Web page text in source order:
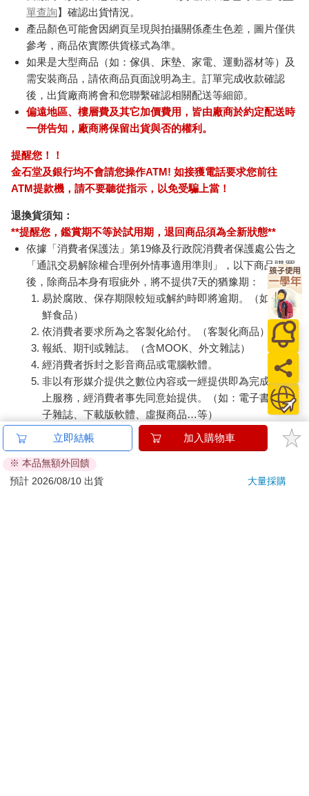
單查詢】確認出貨情況。
產品顏色可能會因網頁呈現與拍攝關係產生色差，圖片僅供
參考，商品依實際供貨樣式為準。
如果是大型商品（如：傢俱、床墊、家電、運動器材等）及
需安裝商品，請依商品頁面說明為主。訂單完成收款確認
後，出貨廠商將會和您聯繫確認相關配送等細節。
偏遠地區、樓層費及其它加價費用，皆由廠商於約定配送時
一併告知，廠商將保留出貨與否的權利。
提醒您！！
金石堂及銀行均不會請您操作ATM! 如接獲電話要求您前往
ATM提款機，請不要聽從指示，以免受騙上當！
退換貨須知：
**提醒您，鑑賞期不等於試用期，退回商品須為全新狀態**
依據「消費者保護法」第19條及行政院消費者保護處公告之
「通訊交易解除權合理例外情事適用準則」，以下商品購買
後，除商品本身有瑕疵外，將不提供7天的猶豫期：
易於腐敗、保存期限較短或解約時即將逾期。（如：生
鮮食品）
依消費者要求所為之客製化給付。（客製化商品）
報紙、期刊或雜誌。（含MOOK、外文雜誌）
經消費者拆封之影音商品或電腦軟體。
非以有形媒介提供之數位內容或一經提供即為完成之線
上服務，經消費者事先同意始提供。（如：電子書、電
子雜誌、下載版軟體、虛擬商品…等）
已拆封之個人衛生用品。（如：內衣褲、刮鬍刀、除毛
若非上列種類商品，均享有到貨7天的猶豫期（含例假
日）。
立即結帳 加入購物車
※ 本品無額外回饋
預計 2026/08/10 出貨
大量採購